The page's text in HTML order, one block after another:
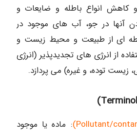
و کاهش انواع باطله و ضایعات و
آنها در جو، آب های موجود در
ای از طبیعت و محیط زیست و
از انرژی های تجدیدپذیر (انرژی
زیست توده، و غیره) می پردازد.
: ماده یا موجود